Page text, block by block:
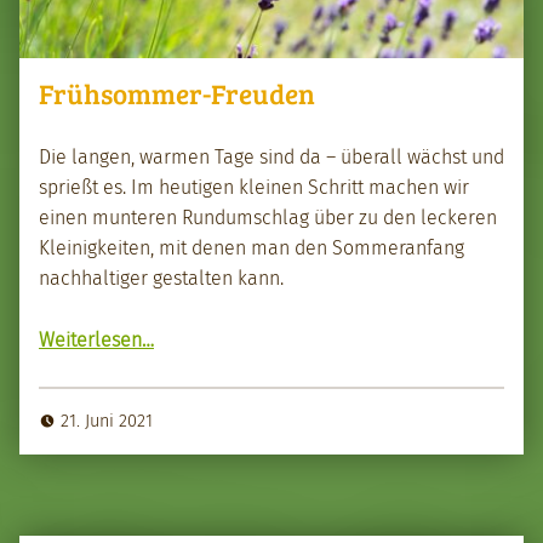
Frühsommer-Freuden
Die lan­gen, war­men Tage sind da – über­all wächst und
sprießt es. Im heuti­gen kleinen Schritt machen wir
einen munteren Run­dum­schlag über zu den leck­eren
Kleinigkeit­en, mit denen man den Som­mer­an­fang
nach­haltiger gestal­ten kann.
Weit­er­lesen…
21. Juni 2021